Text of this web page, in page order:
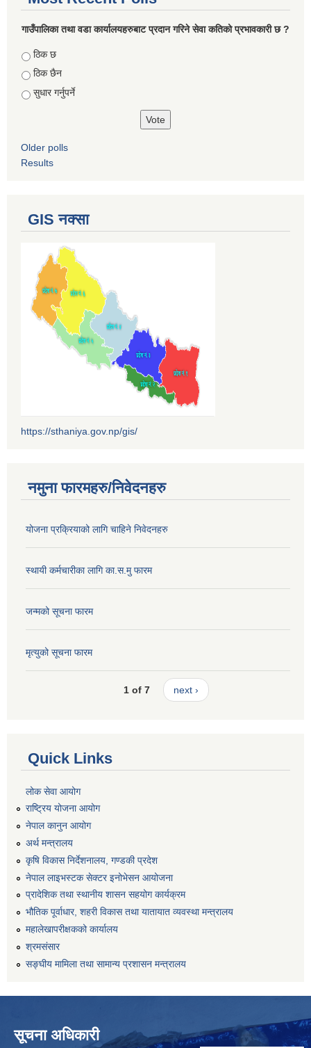
गाउँपालिका तथा वडा कार्यालयहरुबाट प्रदान गरिने सेवा कतिको प्रभावकारी छ ?
Choices
ठिक छ
ठिक छैन
सुधार गर्नुपर्ने
Older polls
Results
GIS नक्सा
https://sthaniya.gov.np/gis/
नमुना फारमहरु/निवेदनहरु
योजना प्रक्रियाको लागि चाहिने निवेदनहरु
स्थायी कर्मचारीका लागि का.स.मु फारम
जन्मको सूचना फारम
मृत्युको सूचना फारम
1 of 7 next ›
Quick Links
लोक सेवा आयोग
राष्ट्रिय योजना आयोग
नेपाल कानुन आयोग
अर्थ मन्त्रालय
कृषि विकास निर्देशनालय, गण्डकी प्रदेश
नेपाल लाइभस्टक सेक्टर इनोभेसन आयोजना
प्रादेशिक तथा स्थानीय शासन सहयोग कार्यक्रम
भौतिक पूर्वाधार, शहरी विकास तथा यातायात व्यवस्था मन्त्रालय
महालेखापरीक्षकको कार्यालय
श्रमसंसार
सङ्घीय मामिला तथा सामान्य प्रशासन मन्त्रालय
सूचना अधिकारी